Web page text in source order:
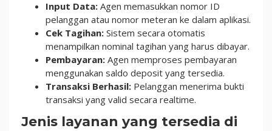
Input Data: Agen memasukkan nomor ID
pelanggan atau nomor meteran ke dalam aplikasi.
Cek Tagihan: Sistem secara otomatis
menampilkan nominal tagihan yang harus dibayar.
Pembayaran: Agen memproses pembayaran
menggunakan saldo deposit yang tersedia.
Transaksi Berhasil: Pelanggan menerima bukti
transaksi yang valid secara realtime.
Jenis layanan yang tersedia di